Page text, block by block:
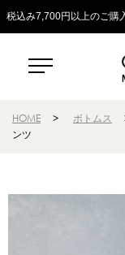
税込み7,700円以上のご購
HOME > ボトムス
ンツ